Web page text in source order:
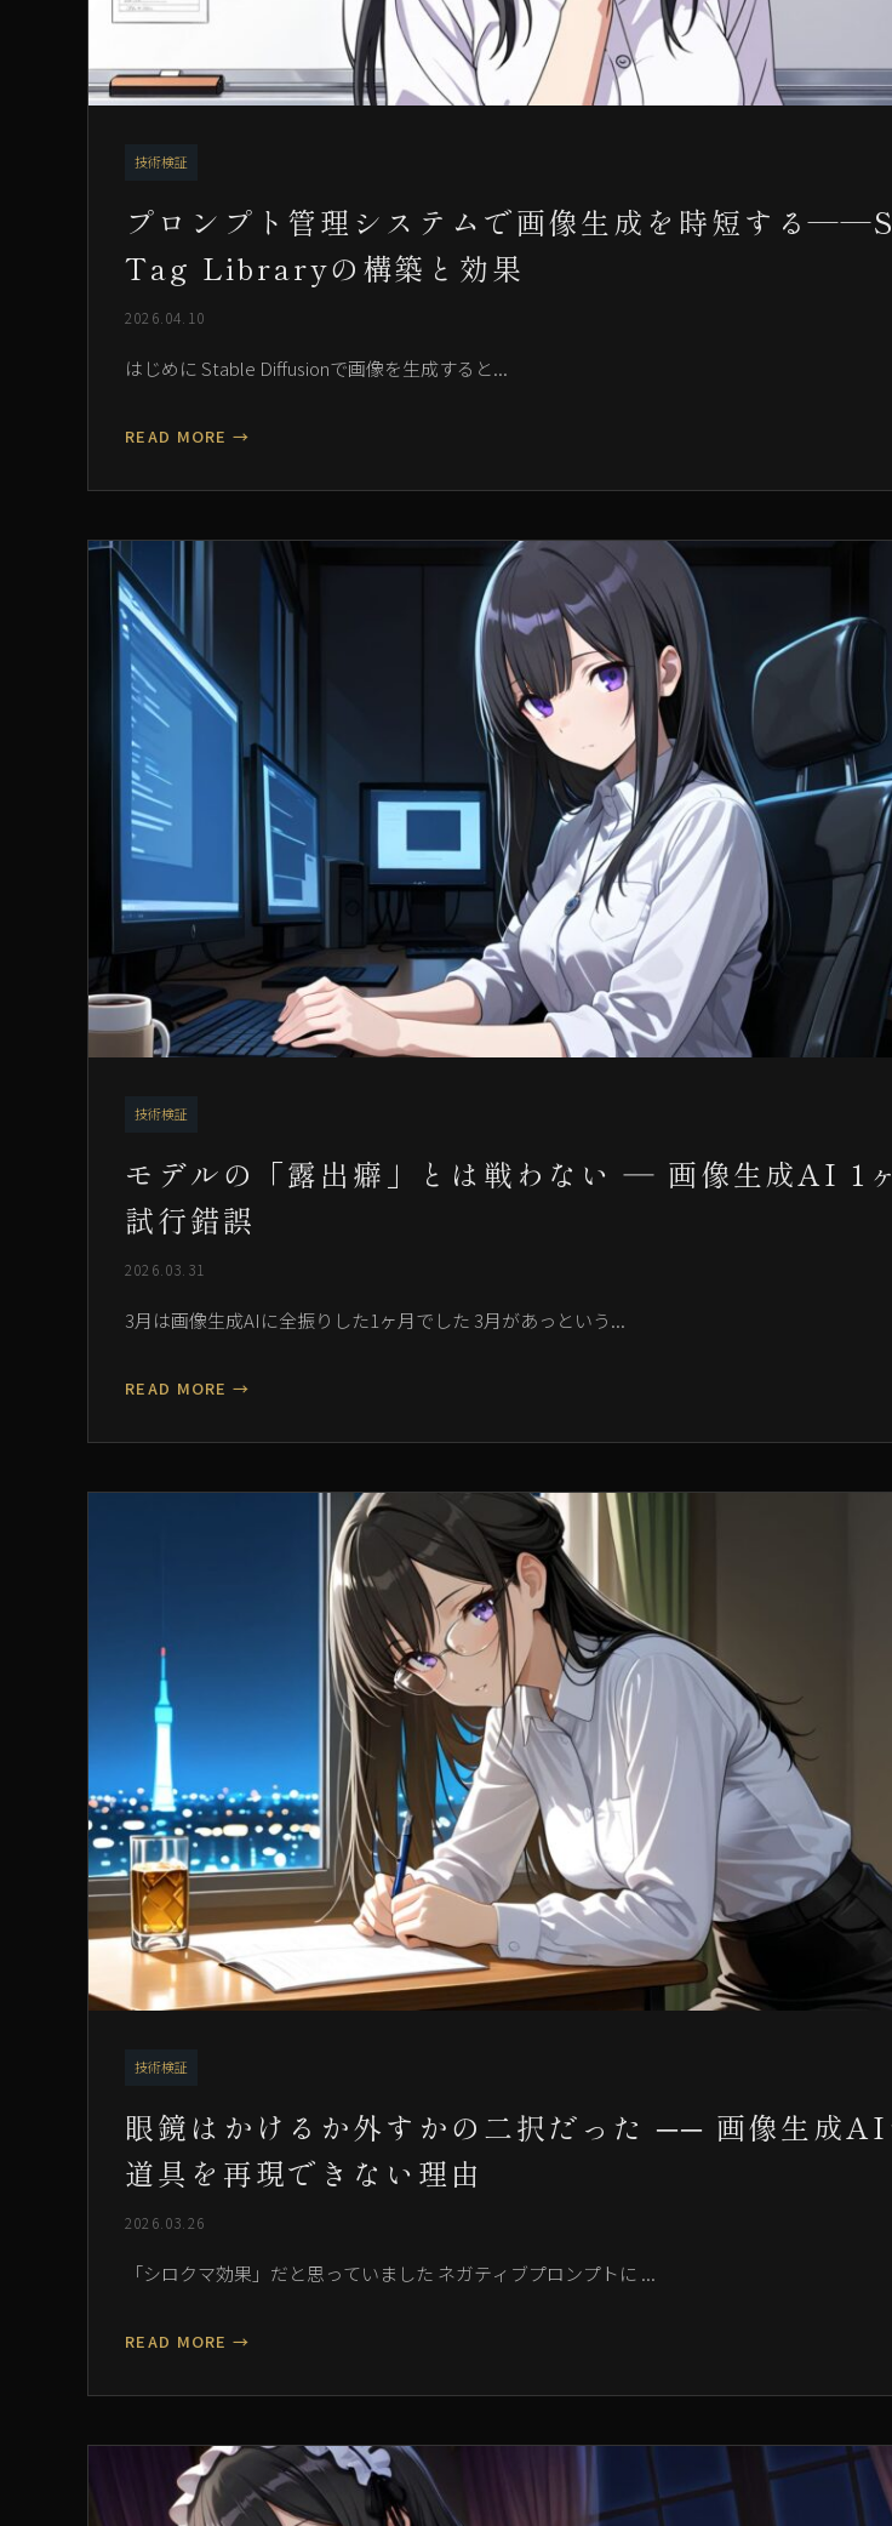
技術検証
プロンプト管理システムで画像生成を時短する
Tag Libraryの構築と効果
2026.04.10
はじめに Stable Diffusionで画像を生成すると...
READ MORE →
技術検証
モデルの「露出癖」とは戦わない ― 画像生成AI 1
試行錯誤
2026.03.31
3月は画像生成AIに全振りした1ヶ月でした 3月があっという...
READ MORE →
技術検証
眼鏡はかけるか外すかの二択だった ── 画像生成AI
道具を再現できない理由
2026.03.26
「シロクマ効果」だと思っていました ネガティブプロンプトに ...
READ MORE →